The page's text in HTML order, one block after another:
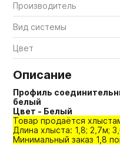
Производитель
Вид системы
Цвет
Описание
Профиль
белый
Цвет - Белый
Товар продаётся
Длина хлыста: 1,8; 2,7м;
Минимальный заказ 1,8